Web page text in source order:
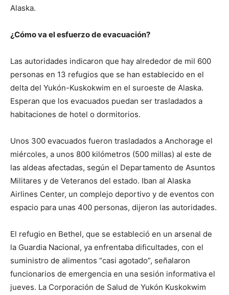
Alaska.
¿Cómo va el esfuerzo de evacuación?
Las autoridades indicaron que hay alrededor de mil 600
personas en 13 refugios que se han establecido en el
delta del Yukón-Kuskokwim en el suroeste de Alaska.
Esperan que los evacuados puedan ser trasladados a
habitaciones de hotel o dormitorios.
Unos 300 evacuados fueron trasladados a Anchorage el
miércoles, a unos 800 kilómetros (500 millas) al este de
las aldeas afectadas, según el Departamento de Asuntos
Militares y de Veteranos del estado. Iban al Alaska
Airlines Center, un complejo deportivo y de eventos con
espacio para unas 400 personas, dijeron las autoridades.
El refugio en Bethel, que se estableció en un arsenal de
la Guardia Nacional, ya enfrentaba dificultades, con el
suministro de alimentos “casi agotado”, señalaron
funcionarios de emergencia en una sesión informativa el
jueves. La Corporación de Salud de Yukón Kuskokwim